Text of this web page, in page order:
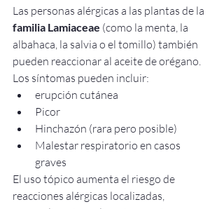
Las personas alérgicas a las plantas de la
familia Lamiaceae (como la menta, la
albahaca, la salvia o el tomillo) también
pueden reaccionar al aceite de orégano.
Los síntomas pueden incluir:
erupción cutánea
Picor
Hinchazón (rara pero posible)
Malestar respiratorio en casos
graves
El uso tópico aumenta el riesgo de
reacciones alérgicas localizadas,